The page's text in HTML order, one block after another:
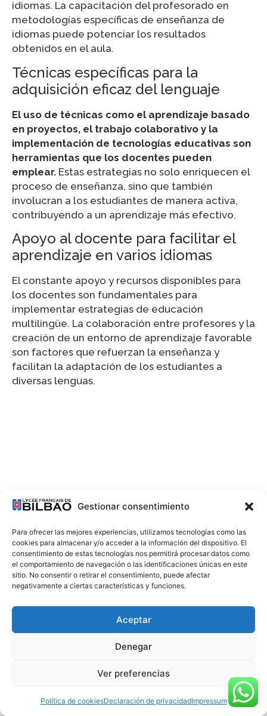
Gestionar consentimiento
Para ofrecer las mejores experiencias, utilizamos tecnologías como las
cookies para almacenar y/o acceder a la información del dispositivo. El
consentimiento de estas tecnologías nos permitirá procesar datos como
el comportamiento de navegación o las identificaciones únicas en este
sitio. No consentir o retirar el consentimiento, puede afectar
negativamente a ciertas características y funciones.
Aceptar
Denegar
Ver preferencias
Política de cookiesDeclaración de privacidadImpressum
idiomas. La capacitación del profesorado en
metodologías específicas de enseñanza de
idiomas puede potenciar los resultados
obtenidos en el aula.
Técnicas específicas para la
adquisición eficaz del lenguaje
El uso de técnicas como el aprendizaje basado
en proyectos, el trabajo colaborativo y la
implementación de tecnologías educativas son
herramientas que los docentes pueden
emplear. Estas estrategias no solo enriquecen el
proceso de enseñanza, sino que también
involucran a los estudiantes de manera activa,
contribuyendo a un aprendizaje más efectivo.
Apoyo al docente para facilitar el
aprendizaje en varios idiomas
El constante apoyo y recursos disponibles para
los docentes son fundamentales para
implementar estrategias de educación
multilingüe. La colaboración entre profesores y la
creación de un entorno de aprendizaje favorable
son factores que refuerzan la enseñanza y
facilitan la adaptación de los estudiantes a
diversas lenguas.
¿Buscas algo?
Categorías
Metodologia